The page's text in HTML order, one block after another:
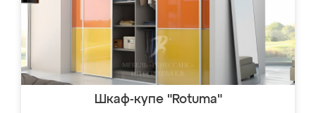
Шкаф-купе "Rotuma"